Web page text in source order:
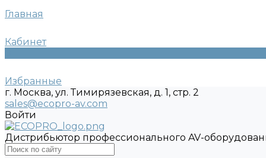
Главная
Кабинет
Избранные
г. Москва, ул. Тимирязевская, д. 1, стр. 2
sales@ecopro-av.com
Войти
Дистрибьютор профессионального AV-